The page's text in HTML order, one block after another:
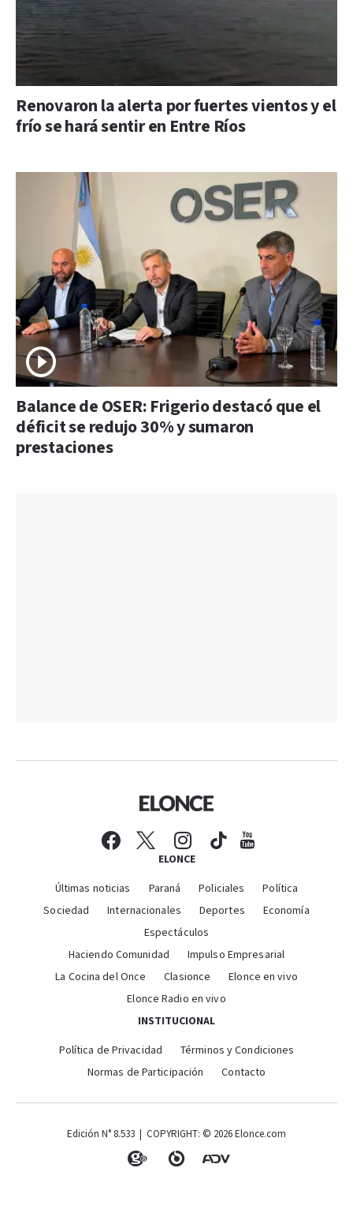
Renovaron la alerta por fuertes vientos y el
frío se hará sentir en Entre Ríos
Balance de OSER: Frigerio destacó que el
déficit se redujo 30% y sumaron
prestaciones
ELONCE
Últimas noticias Paraná Policiales
Política
Sociedad
Internacionales Deportes
Economía
Espectáculos
Haciendo Comunidad
Impulso Empresarial
La Cocina del Once
Clasionce
Elonce en vivo
Elonce Radio en vivo
INSTITUCIONAL
Política de Privacidad
Términos y Condiciones
Normas de Participación
Contacto
Edición N° 8.533 | COPYRIGHT: © 2026 Elonce.com